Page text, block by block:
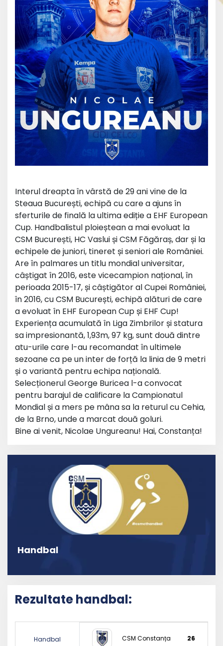
Interul dreapta în vârstă de 29 ani vine de la
Steaua București, echipă cu care a ajuns în
sferturile de finală la ultima ediție a EHF European
Cup. Handbalistul ploieștean a mai evoluat la
CSM București, HC Vaslui și CSM Făgăraș, dar și la
echipele de juniori, tineret și seniori ale României.
Are în palmares un titlu mondial universitar,
câștigat în 2016, este vicecampion național, în
perioada 2015-17, și câștigător al Cupei României,
în 2016, cu CSM București, echipă alături de care
a evoluat în EHF European Cup și EHF Cup!
Experiența acumulată în Liga Zimbrilor și statura
sa impresionantă, 1,93m, 97 kg, sunt două dintre
atu-urile care l-au recomandat în ultimele
sezoane ca pe un inter de forță la linia de 9 metri
și o variantă pentru echipa națională.
Selecționerul George Buricea l-a convocat
pentru barajul de calificare la Campionatul
Mondial și a mers pe mâna sa la returul cu Cehia,
de la Brno, unde a marcat două goluri.
Bine ai venit, Nicolae Ungureanu! Hai, Constanța!
Handbal
Rezultate handbal:
Handbal
CSM Constanța 26